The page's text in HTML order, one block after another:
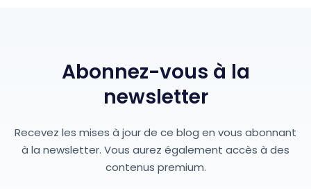
Abonnez-vous à la
newsletter
Recevez les mises à jour de ce blog en vous abonnant
à la newsletter. Vous aurez également accès à des
contenus premium.